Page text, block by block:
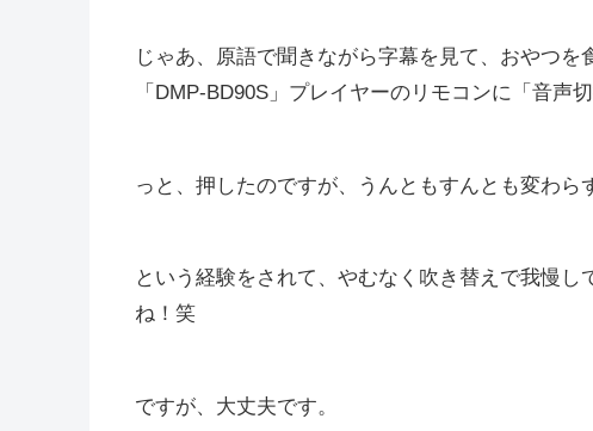
じゃあ、原語で聞きながら字幕を見て、おやつ
「 DMP-BD90S」 プレイヤーのリモコンに「音声
っと、押したのですが、うんともすんとも変わら
という経験をされて、やむなく吹き替えで我慢
ね！笑
ですが、大丈夫です。